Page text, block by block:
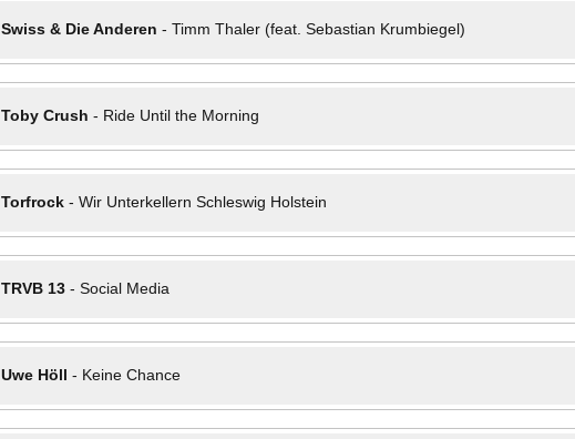
Swiss & Die Anderen - Timm Thaler (feat. Sebastian Krumbiegel)
Toby Crush - Ride Until the Morning
Torfrock- Wir Unterkellern Schleswig Holstein
TRVB 13- Social Media
Uwe Höll - Keine Chance